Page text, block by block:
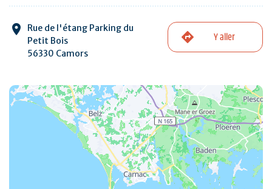
Rue de l'étang Parking du
Petit Bois
56330 Camors
Y aller